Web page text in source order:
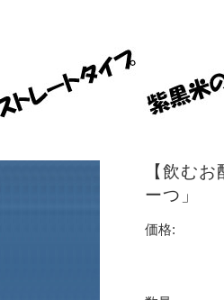
【飲む
ーつ」
価格: